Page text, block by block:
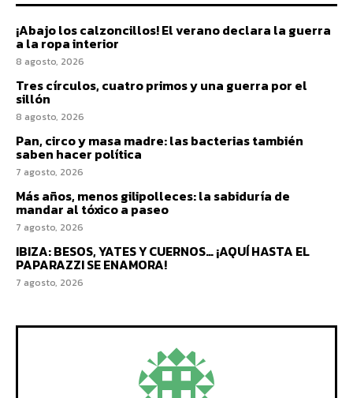
¡Abajo los calzoncillos! El verano declara la guerra
a la ropa interior
8 agosto, 2026
Tres círculos, cuatro primos y una guerra por el
sillón
8 agosto, 2026
Pan, circo y masa madre: las bacterias también
saben hacer política
7 agosto, 2026
Más años, menos gilipolleces: la sabiduría de
mandar al tóxico a paseo
7 agosto, 2026
IBIZA: BESOS, YATES Y CUERNOS… ¡AQUÍ HASTA EL
PAPARAZZI SE ENAMORA!
7 agosto, 2026